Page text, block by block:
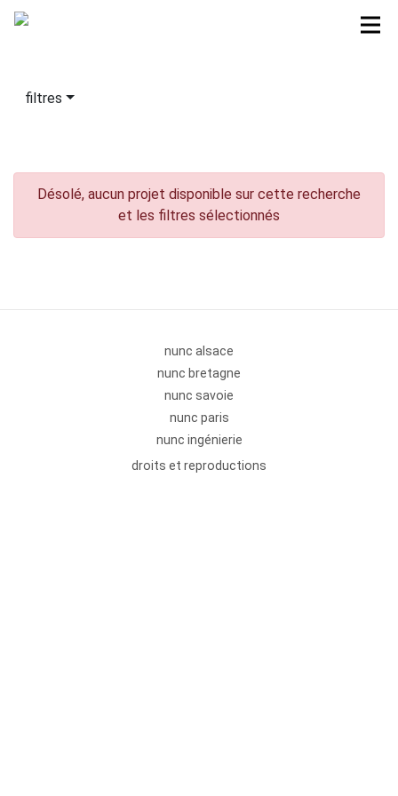
filtres
Désolé, aucun projet disponible sur cette recherche
et les filtres sélectionnés
nunc alsace
nunc bretagne
nunc savoie
nunc paris
nunc ingénierie
droits et reproductions